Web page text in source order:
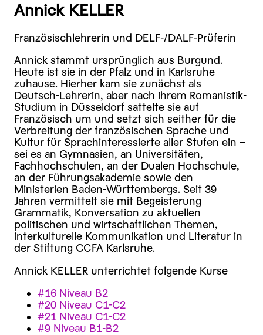
Annick KELLER
Französischlehrerin und DELF-/DALF-Prüferin
Annick stammt ursprünglich aus Burgund.
Heute ist sie in der Pfalz und in Karlsruhe
zuhause. Hierher kam sie zunächst als
Deutsch-Lehrerin, aber nach ihrem Romanistik-
Studium in Düsseldorf sattelte sie auf
Französisch um und setzt sich seither für die
Verbreitung der französischen Sprache und
Kultur für Sprachinteressierte aller Stufen ein –
sei es an Gymnasien, an Universitäten,
Fachhochschulen, an der Dualen Hochschule,
an der Führungsakademie sowie den
Ministerien Baden-Württembergs. Seit 39
Jahren vermittelt sie mit Begeisterung
Grammatik, Konversation zu aktuellen
politischen und wirtschaftlichen Themen,
interkulturelle Kommunikation und Literatur in
der Stiftung CCFA Karlsruhe.
Annick KELLER unterrichtet folgende Kurse
#16 Niveau B2
#20 Niveau C1-C2
#21 Niveau C1-C2
#9 Niveau B1-B2